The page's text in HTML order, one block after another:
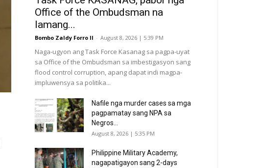
Office of the Ombudsman na
lamang...
Bombo Zaldy Forro II - August 8, 2026 | 5:39 PM
Naga-ugyon ang Task Force Kasanag sa pagpa-uyat
sa Office of the Ombudsman sa imbestigasyon sang
flood control corruption, apang dapat indi magpa-
impluwensya sa politika...
Nafile nga murder cases sa mga
pagpamatay sang NPA sa
Negros...
August 8, 2026 | 5:35 PM
Philippine Military Academy,
nagapatigayon sang 2-days